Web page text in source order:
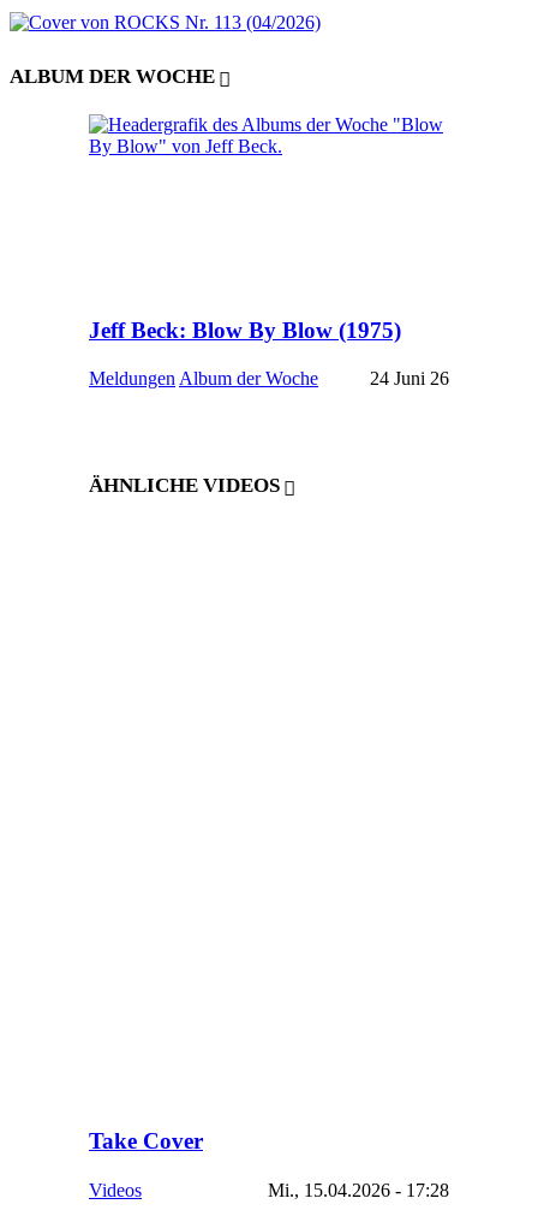
ALBUM DER WOCHE
Jeff Beck: Blow By Blow (1975)
Meldungen Album der Woche 24 Juni 26
ÄHNLICHE VIDEOS
Take Cover
Videos Mi., 15.04.2026 - 17:28